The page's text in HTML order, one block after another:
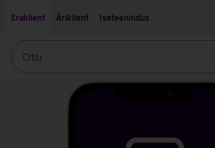
Eraklient
Äriklient Iseteenindus